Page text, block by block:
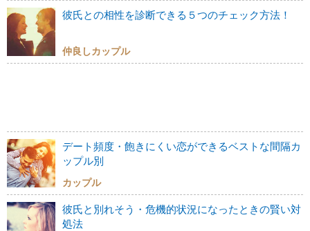
彼氏との相性を診断できる５つのチェック方法！
仲良しカップル
デート頻度・飽きにくい恋ができるベストな間隔カ
ップル別
カップル
彼氏と別れそう・危機的状況になったときの賢い対
処法